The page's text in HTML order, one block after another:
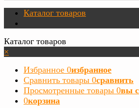
Каталог товаров
Каталог товаров
×
Избранное 0избранное
Сравнить товары 0сравнить
Просмотренные товары 0вы
0корзина